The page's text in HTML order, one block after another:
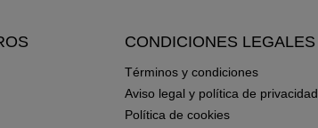
CONDICIONES LEGALES
Términos y condiciones
Aviso legal y política de privacidad
Política de cookies